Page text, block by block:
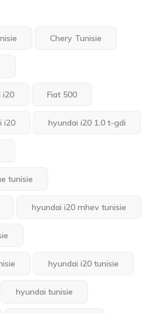
Chery Tunisie
i20 Fiat 500
i20 hyundai i20 1.0 t-gdi
tunisie
hyundai i20 mhev tunisie
hyundai i20 tunisie
hyundai tunisie